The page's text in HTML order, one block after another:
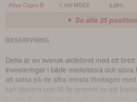
Atlas Copco B 1,100 MSEK 3.26%
▼ Se alla 35
BESKRIVNING
Detta är en svensk aktiefond med ett
investeringar i både medelstora och
att satsa på de allra minsta företagen
kan placera upp till tio procent av sitt